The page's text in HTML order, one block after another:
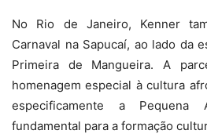
No Rio de Janeiro, Kenner
Carnaval na Sapucaí, ao lado da
Primeira de Mangueira. A
homenagem especial à cultura
especificamente a Pequena
fundamental para a formação